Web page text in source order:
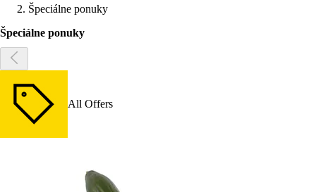
Špeciálne ponuky
Špeciálne ponuky
All Offers